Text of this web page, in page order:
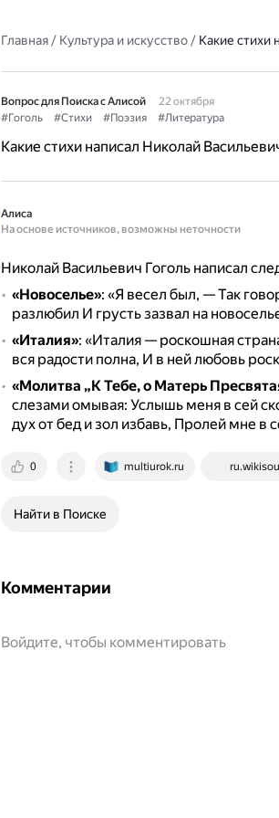
Главная/ Культура и искусство/ Какие стихи
Вопрос для Поиска с Алисой
22 октября
#Гоголь
#Стихи #Поэзия #Литература
Какие стихи написал Николай
Алиса
На основе источников, возможны неточности
Николай Васильевич Гоголь написал
«Новоселье»: «Я весел был, — Так
разлюбил И грусть зазвал на
«Италия»: «Италия — роскошная
вся радости полна, И в ней любовь
«Молитва „К Тебе, о Матерь
слезами омывая: Услышь меня в сей
дух от бед и зол избавь, Пролей мне в
0 multiurok.ru
Найти в Поиске
Комментарии
Войдите, чтобы комментировать